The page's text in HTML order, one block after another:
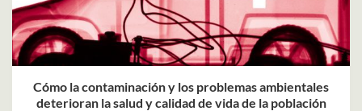
Cómo la contaminación y los problemas ambientales
deterioran la salud y calidad de vida de la población